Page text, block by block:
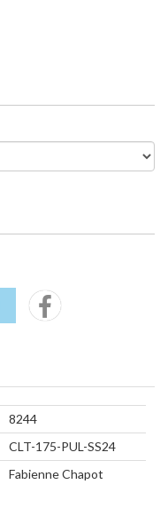
8244
CLT-175-PUL-SS24
Fabienne Chapot